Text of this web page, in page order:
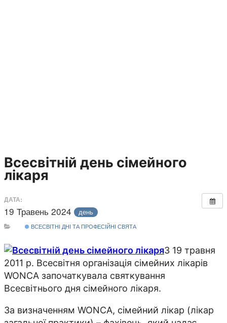
Всесвітній день сімейного
лікаря
ДАТА:
19 Травень 2024 день
ВСЕСВІТНІ ДНІ ТА ПРОФЕСІЙНІ СВЯТА
З 19 травня
2011 р. Всесвітня організація сімейних лікарів
WONCA започаткувала святкування
Всесвітнього дня сімейного лікаря.
За визначенням WONCA, сімейний лікар (лікар